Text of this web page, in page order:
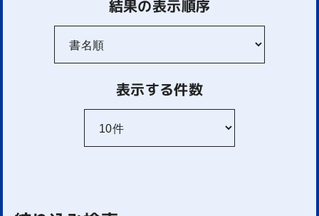
結果の表示順序
表示する件数